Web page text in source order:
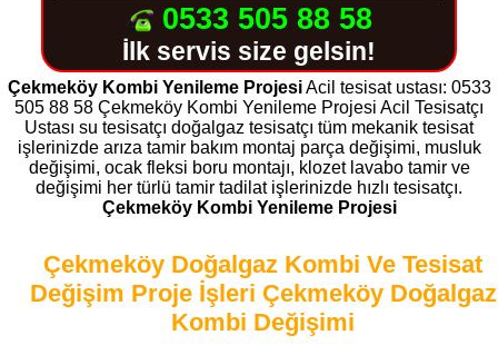
0533 505 88 58
İlk servis size gelsin!
Çekmeköy Kombi Yenileme ProjesiAcil tesisat ustası: 0533
505 88 58 Çekmeköy Kombi Yenileme Projesi Acil Tesisatçı
Ustası su tesisatçı doğalgaz tesisatçı tüm mekanik tesisat
işlerinizde arıza tamir bakım montaj parça değişimi, musluk
değişimi, ocak fleksi boru montajı, klozet lavabo tamir ve
değişimi her türlü tamir tadilat işlerinizde hızlı tesisatçı.
Çekmeköy Kombi Yenileme Projesi
Çekmeköy Doğalgaz Kombi Ve Tesisat
Değişim Proje İşleri Çekmeköy Doğalgaz
Kombi Değişimi